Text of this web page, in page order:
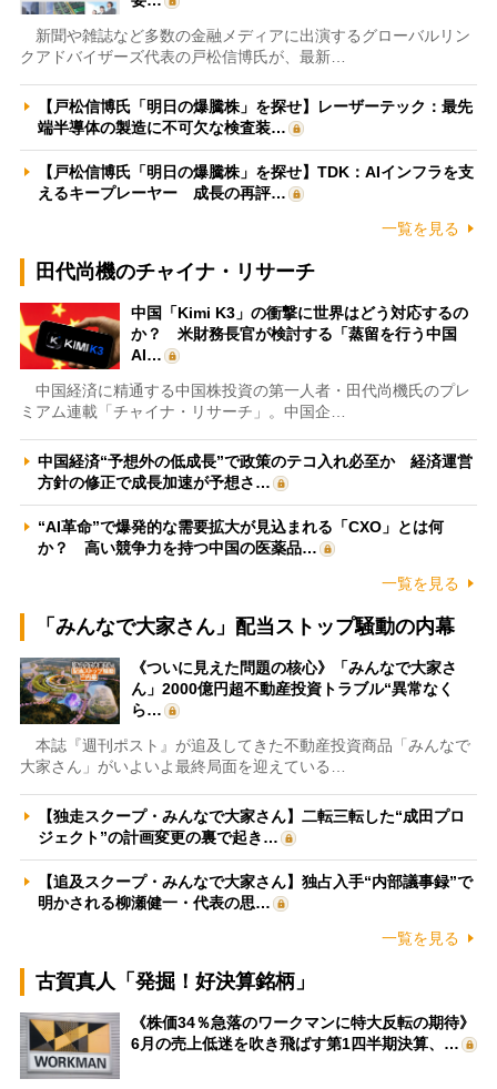
新聞や雑誌など多数の金融メディアに出演するグローバルリン
クアドバイザーズ代表の戸松信博氏が、最新…
【戸松信博氏「明日の爆騰株」を探せ】レーザーテック：最先
端半導体の製造に不可欠な検査装…
【戸松信博氏「明日の爆騰株」を探せ】TDK：AIインフラを支
えるキープレーヤー 成長の再評…
一覧を見る
田代尚機のチャイナ・リサーチ
中国「Kimi K3」の衝撃に世界はどう対応するの
か？ 米財務長官が検討する「蒸留を行う中国
AI…
中国経済に精通する中国株投資の第一人者・田代尚機氏のプレ
ミアム連載「チャイナ・リサーチ」。中国企…
中国経済“予想外の低成長”で政策のテコ入れ必至か 経済運営
方針の修正で成長加速が予想さ…
“AI革命”で爆発的な需要拡大が見込まれる「CXO」とは何
か？ 高い競争力を持つ中国の医薬品…
一覧を見る
「みんなで大家さん」配当ストップ騒動の内幕
《ついに見えた問題の核心》「みんなで大家さ
ん」2000億円超不動産投資トラブル“異常なく
ら…
本誌『週刊ポスト』が追及してきた不動産投資商品「みんなで
大家さん」がいよいよ最終局面を迎えている…
【独走スクープ・みんなで大家さん】二転三転した“成田プロ
ジェクト”の計画変更の裏で起き…
【追及スクープ・みんなで大家さん】独占入手“内部議事録”で
明かされる柳瀬健一・代表の思…
一覧を見る
古賀真人「発掘！好決算銘柄」
《株価34％急落のワークマンに特大反転の期待》
6月の売上低迷を吹き飛ばす第1四半期決算、…